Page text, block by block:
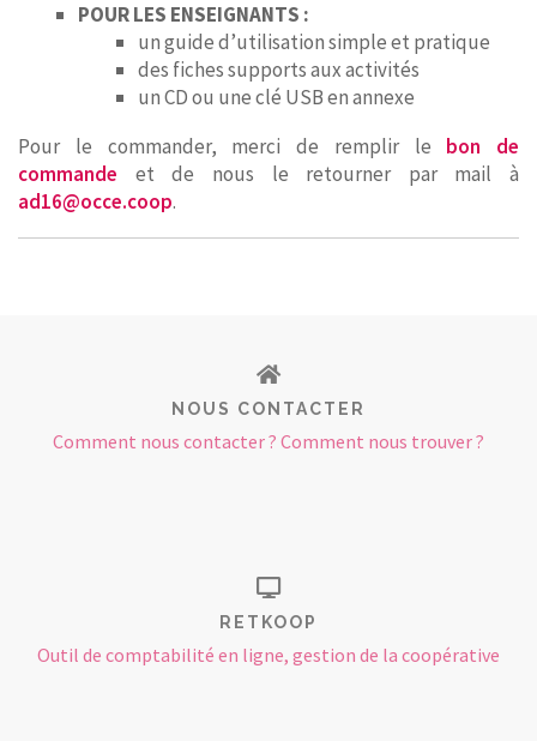
POUR LES ENSEIGNANTS :
un guide d’utilisation simple et pratique
des fiches supports aux activités
un CD ou une clé USB en annexe
Pour le commander, merci de remplir le bon de
commande et de nous le retourner par mail à
ad16@occe.coop.
NOUS CONTACTER
Comment nous contacter ? Comment nous trouver ?
RETKOOP
Outil de comptabilité en ligne, gestion de la coopérative